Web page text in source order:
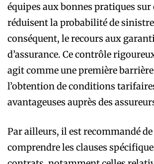
équipes aux bonnes pratiques
réduisent la probabilité de
conséquent, le recours aux
d’assurance. Ce contrôle
agit comme une première
l’obtention de conditions
avantageuses auprès des
Par ailleurs, il est recommandé
comprendre les clauses